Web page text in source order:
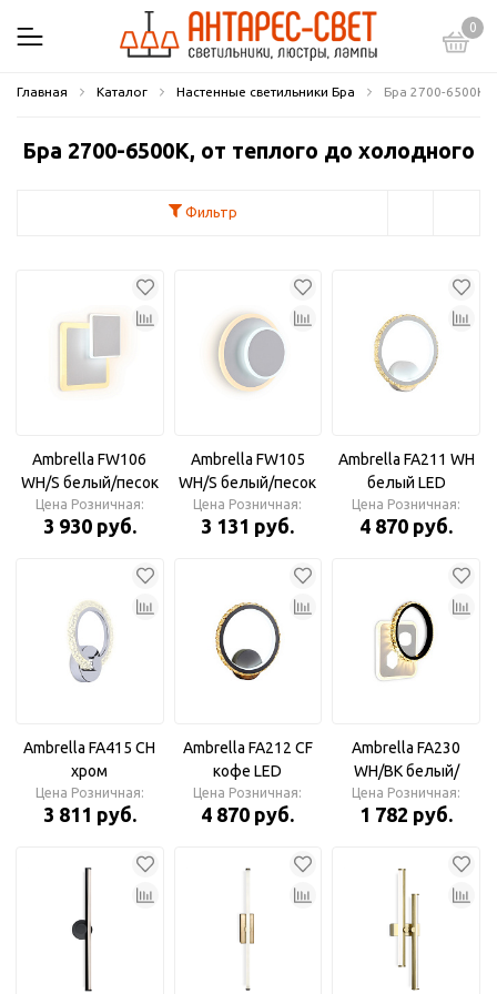
0
Главная Каталог Настенные светильники Бра Бра 2700-6500К,
Бра 2700-6500К, от теплого до холодного
Фильтр
Ambrella FW106
WH/S белый/песок
LED 3000K/6400K
18W 240*220*50
Цена Розничная:
3 930 руб.
Ambrella FW105
WH/S белый/песок
LED 3000K/6400K
15W 240*190*50
Цена Розничная:
3 131 руб.
Ambrella FA211 WH
белый LED
3000K+6400K 15W
230*250*45 Бра
Цена Розничная:
4 870 руб.
Ambrella FA415 CH
хром
6400K/3000K/4200K
12W Бра
Цена Розничная:
3 811 руб.
Ambrella FA212 CF
кофе LED
3000K+6400K 15W
230*250*45 Бра
Цена Розничная:
4 870 руб.
Ambrella FA230
WH/BK белый/
черный LED
3000K/4200K/6400K
Цена Розничная:
1 782 руб.